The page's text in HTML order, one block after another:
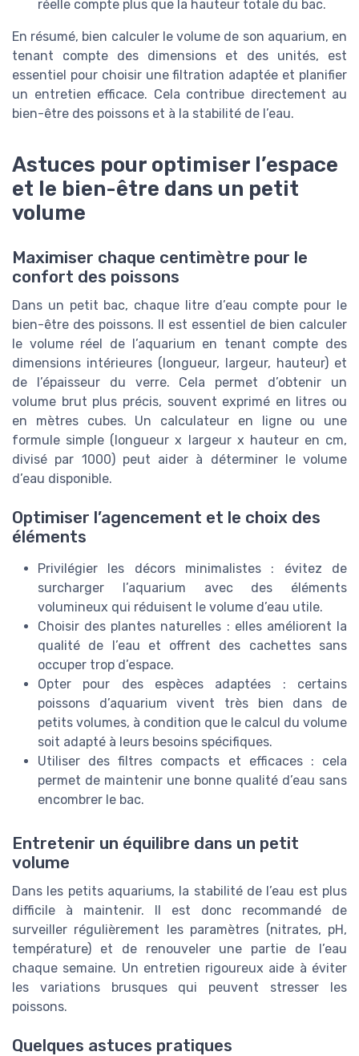
réelle compte plus que la hauteur totale du bac.
En résumé, bien calculer le volume de son aquarium, en
tenant compte des dimensions et des unités, est
essentiel pour choisir une filtration adaptée et planifier
un entretien efficace. Cela contribue directement au
bien-être des poissons et à la stabilité de l’eau.
Astuces pour optimiser l’espace
et le bien-être dans un petit
volume
Maximiser chaque centimètre pour le
confort des poissons
Dans un petit bac, chaque litre d’eau compte pour le
bien-être des poissons. Il est essentiel de bien calculer
le volume réel de l’aquarium en tenant compte des
dimensions intérieures (longueur, largeur, hauteur) et
de l’épaisseur du verre. Cela permet d’obtenir un
volume brut plus précis, souvent exprimé en litres ou
en mètres cubes. Un calculateur en ligne ou une
formule simple (longueur x largeur x hauteur en cm,
divisé par 1000) peut aider à déterminer le volume
d’eau disponible.
Optimiser l’agencement et le choix des
éléments
Privilégier les décors minimalistes : évitez de
surcharger l’aquarium avec des éléments
volumineux qui réduisent le volume d’eau utile.
Choisir des plantes naturelles : elles améliorent la
qualité de l’eau et offrent des cachettes sans
occuper trop d’espace.
Opter pour des espèces adaptées : certains
poissons d’aquarium vivent très bien dans de
petits volumes, à condition que le calcul du volume
soit adapté à leurs besoins spécifiques.
Utiliser des filtres compacts et efficaces : cela
permet de maintenir une bonne qualité d’eau sans
encombrer le bac.
Entretenir un équilibre dans un petit
volume
Dans les petits aquariums, la stabilité de l’eau est plus
difficile à maintenir. Il est donc recommandé de
surveiller régulièrement les paramètres (nitrates, pH,
température) et de renouveler une partie de l’eau
chaque semaine. Un entretien rigoureux aide à éviter
les variations brusques qui peuvent stresser les
poissons.
Quelques astuces pratiques